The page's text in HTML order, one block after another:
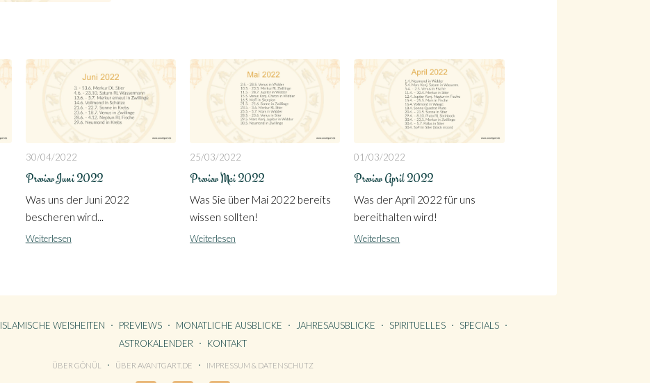
30/04/2022
Preview Juni 2022
Was uns der Juni 2022
bescheren wird...
Weiterlesen
25/03/2022
Preview Mai 2022
Was Sie über Mai 2022 bereits
wissen sollten!
Weiterlesen
01/03/2022
Preview April 2022
Was der April 2022 für uns
bereithalten wird!
Weiterlesen
ISLAMISCHE WEISHEITEN PREVIEWS MONATLICHE AUSBLICKE JAHRESAUSBLICKE SPIRITUELLES
SPECIALS
ASTROKALENDER
KONTAKT
ÜBER GÖNÜL ÜBER AVANTGART.DE IMPRESSUM & DATENSCHUTZ